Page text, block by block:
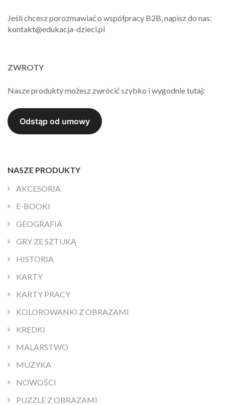
Jeśli chcesz porozmawiać o współpracy B2B, napisz do nas:
kontakt@edukacja-dzieci.pl
ZWROTY
Nasze produkty możesz zwrócić szybko i wygodnie tutaj:
NASZE PRODUKTY
AKCESORIA
E-BOOKI
GEOGRAFIA
GRY ZE SZTUKĄ
HISTORIA
KARTY
KARTY PRACY
KOLOROWANKI Z OBRAZAMI
KREDKI
MALARSTWO
MUZYKA
NOWOŚCI
PUZZLE Z OBRAZAMI